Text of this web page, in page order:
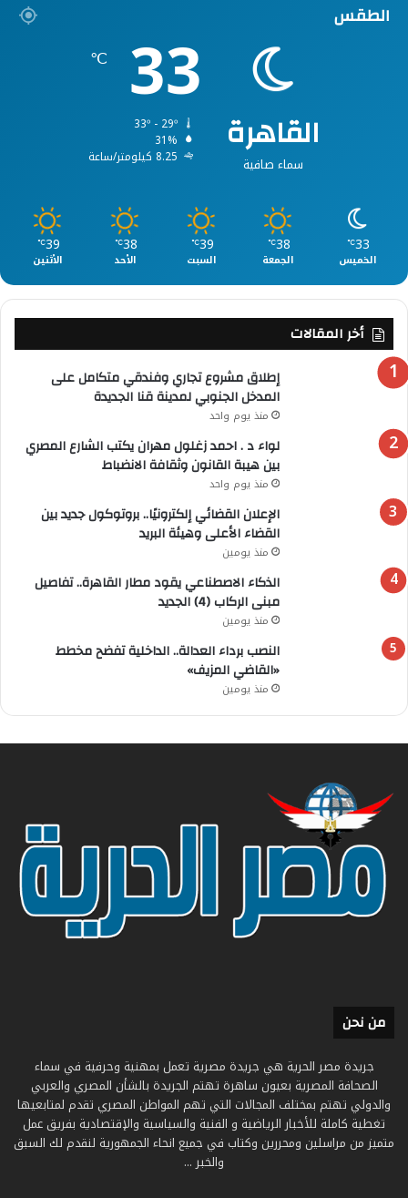
الطقس
القاهرة
سماء صافية
33
℃
31%
8.25 كيلومتر/ساعة
33
℃
الخميس
38
℃
الجمعة
39
℃
السبت
38
℃
الأحد
39
℃
الأثنين
أخر المقالات
إطلاق مشروع تجاري وفندقي متكامل على
المدخل الجنوبي لمدينة قنا الجديدة
منذ يوم واحد
لواء د . احمد زغلول مهران يكتب الشارع المصري
بين هيبة القانون وثقافة الانضباط
منذ يوم واحد
الإعلان القضائي إلكترونيًا.. بروتوكول جديد بين
القضاء الأعلى وهيئة البريد
منذ يومين
الذكاء الاصطناعي يقود مطار القاهرة.. تفاصيل
مبنى الركاب (4) الجديد
منذ يومين
النصب برداء العدالة.. الداخلية تفضح مخطط
«القاضي المزيف»
منذ يومين
من نحن
جريدة مصر الحرية هي جريدة مصرية تعمل بمهنية وحرفية في سماء
الصحافة المصرية بعيون ساهرة تهتم الجريدة بالشأن المصري والعربي
والدولي تهتم بمختلف المجالات التي تهم المواطن المصري تقدم لمتابعيها
تغطية كاملة للأخبار الرياضية و الفنية والسياسية والإقتصادية بفريق عمل
متميز من مراسلين ومحررين وكتاب في جميع انحاء الجمهورية لنقدم لك السبق
والخبر ...